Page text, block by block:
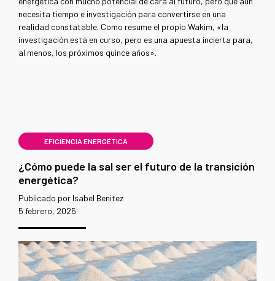
necesita tiempo e investigación para convertirse en una
realidad constatable. Como resume el propio Wakim, «la
investigación está en curso, pero es una apuesta incierta para,
al menos, los próximos quince años».
EFICIENCIA ENERGÉTICA
¿Cómo puede la sal ser el futuro de la transición
energética?
Publicado por Isabel Benitez
5 febrero, 2025